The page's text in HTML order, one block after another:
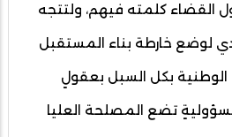
القضاء كلمته فيهم، ولتتجه
لوضع خارطة بناء المستقبل
الوطنية بكل السبل بعقولٍ
تضع المصلحة العليا